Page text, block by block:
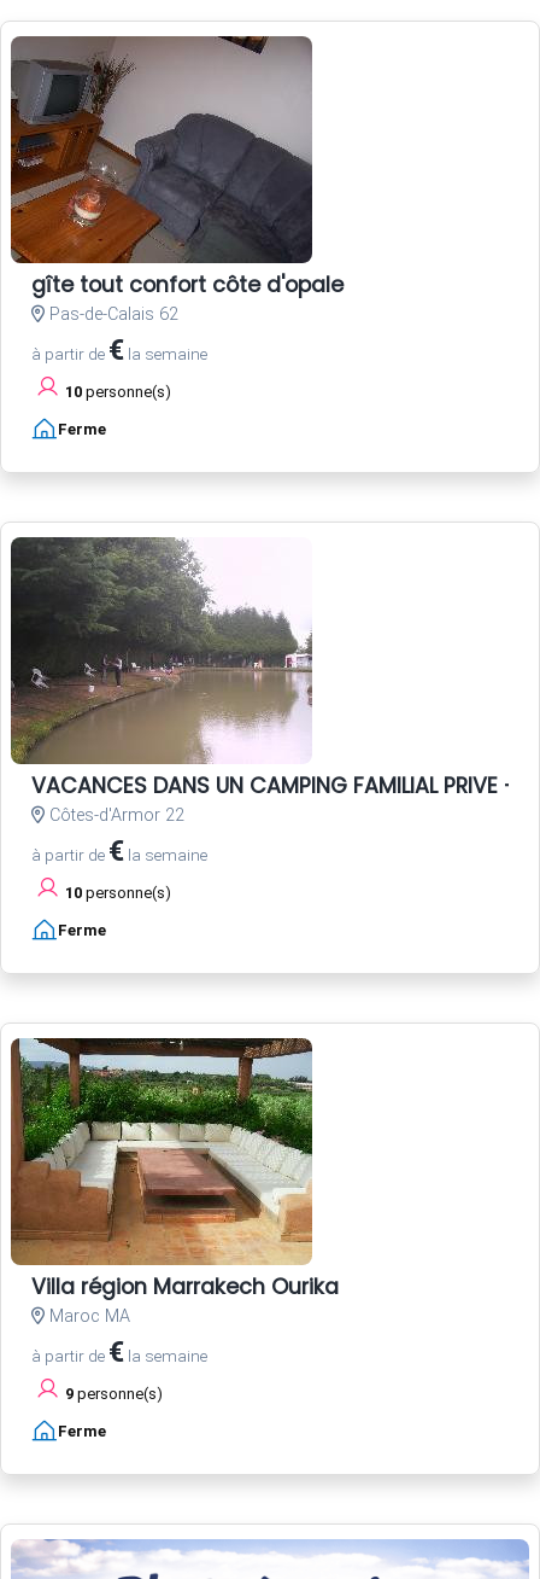
gîte tout confort côte d'opale
Pas-de-Calais 62
à partir de € la semaine
10 personne(s)
Ferme
VACANCES DANS UN CAMPING FAMILIAL PRIVE -
Côtes-d'Armor 22
à partir de € la semaine
10 personne(s)
Ferme
Villa région Marrakech Ourika
Maroc MA
à partir de € la semaine
9 personne(s)
Ferme